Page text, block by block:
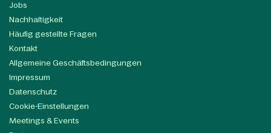
Jobs
Nachhaltigkeit
Häufig gestellte Fragen
Kontakt
Allgemeine Geschäftsbedingungen
Impressum
Datenschutz
Cookie-Einstellungen
Meetings & Events